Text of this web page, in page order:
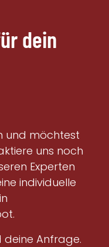
dein
und möchtest
uns noch
Experten
individuelle
deine Anfrage.